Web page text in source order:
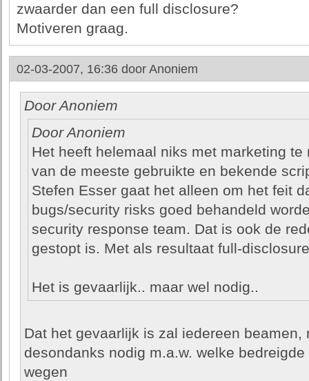
zwaarder dan een full disclosure?
Motiveren graag.
02-03-2007, 16:36 door Anoniem
Door Anoniem
Door Anoniem
Het heeft helemaal niks met marketing te
van de meeste gebruikte en bekende
Stefen Esser gaat het alleen om het feit
bugs/security risks goed behandeld
security response team. Dat is ook de
gestopt is. Met als resultaat full-
Het is gevaarlijk.. maar wel nodig..
Dat het gevaarlijk is zal iedereen beamen,
desondanks nodig m.a.w. welke
wegen